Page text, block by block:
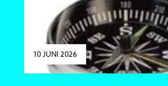
10 JUNI 2026